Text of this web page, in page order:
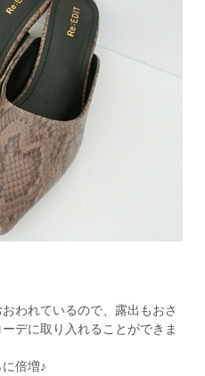
われているので、露出もおさ
デに取り入れることができま
倍増♪